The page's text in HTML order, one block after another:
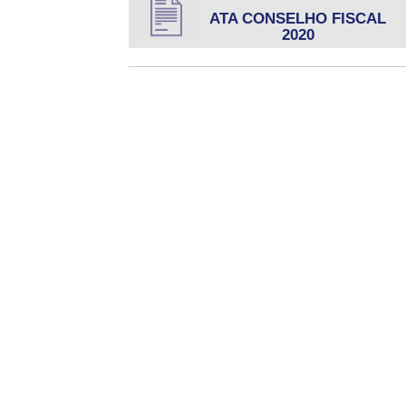
ATA CONSELHO FISCAL
2020